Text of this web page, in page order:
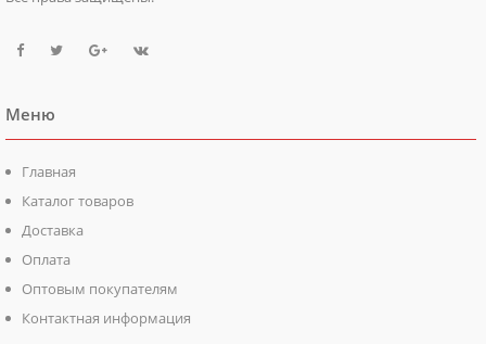
Меню
Главная
Каталог товаров
Доставка
Оплата
Оптовым покупателям
Контактная информация